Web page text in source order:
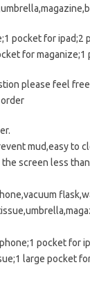
pocket for
for maganize;1
please feel
mud,easy to
the screen less
pocket for
large pocket